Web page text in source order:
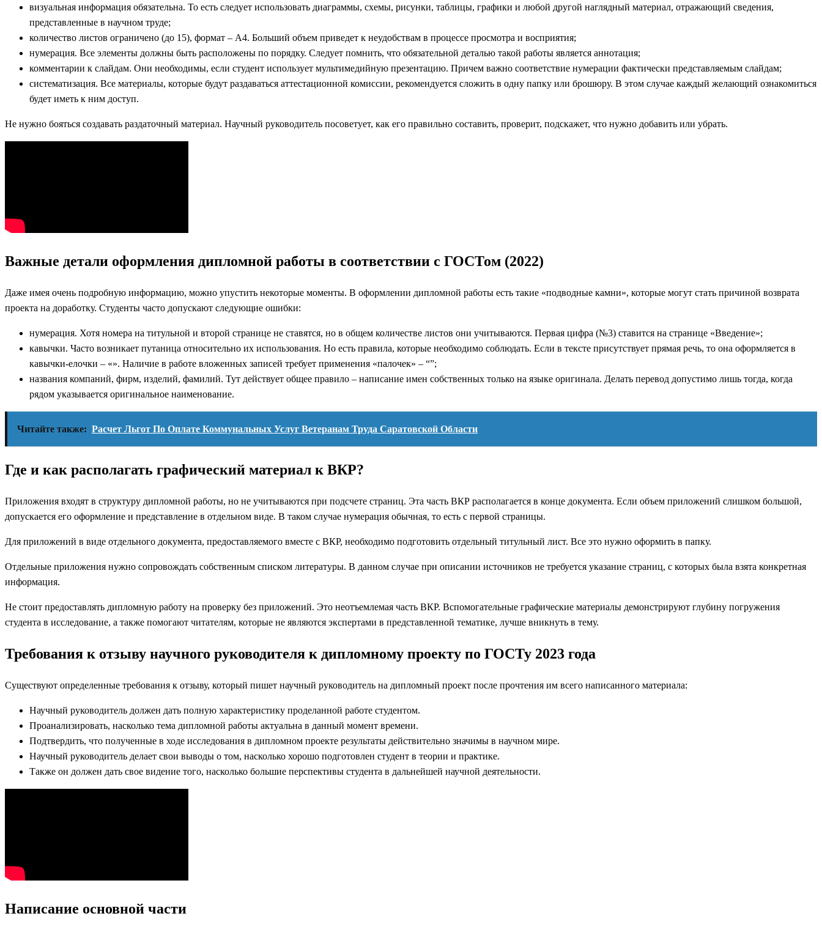
визуальная информация обязательна. То есть следует использовать диаграммы, схемы, рисунки, таблицы, графики и любой другой наглядный материал, отражающий сведения,
представленные в научном труде;
количество листов ограничено (до 15), формат – А4. Больший объем приведет к неудобствам в процессе просмотра и восприятия;
нумерация. Все элементы должны быть расположены по порядку. Следует помнить, что обязательной деталью такой работы является аннотация;
комментарии к слайдам. Они необходимы, если студент использует мультимедийную презентацию. Причем важно соответствие нумерации фактически представляемым слайдам;
систематизация. Все материалы, которые будут раздаваться аттестационной комиссии, рекомендуется сложить в одну папку или брошюру. В этом случае каждый желающий ознакомиться
будет иметь к ним доступ.
Не нужно бояться создавать раздаточный материал. Научный руководитель посоветует, как его правильно составить, проверит, подскажет, что нужно добавить или убрать.
Важные детали оформления дипломной работы в соответствии с ГОСТом (2022)
Даже имея очень подробную информацию, можно упустить некоторые моменты. В оформлении дипломной работы есть такие «подводные камни», которые могут стать причиной возврата
проекта на доработку. Студенты часто допускают следующие ошибки:
нумерация. Хотя номера на титульной и второй странице не ставятся, но в общем количестве листов они учитываются. Первая цифра (№3) ставится на странице «Введение»;
кавычки. Часто возникает путаница относительно их использования. Но есть правила, которые необходимо соблюдать. Если в тексте присутствует прямая речь, то она оформляется в
кавычки-елочки – «». Наличие в работе вложенных записей требует применения «палочек» – “”;
названия компаний, фирм, изделий, фамилий. Тут действует общее правило – написание имен собственных только на языке оригинала. Делать перевод допустимо лишь тогда, когда
рядом указывается оригинальное наименование.
Читайте также: Расчет Льгот По Оплате Коммунальных Услуг Ветеранам Труда Саратовской Области
Где и как располагать графический материал к ВКР?
Приложения входят в структуру дипломной работы, но не учитываются при подсчете страниц. Эта часть ВКР располагается в конце документа. Если объем приложений слишком большой,
допускается его оформление и представление в отдельном виде. В таком случае нумерация обычная, то есть с первой страницы.
Для приложений в виде отдельного документа, предоставляемого вместе с ВКР, необходимо подготовить отдельный титульный лист. Все это нужно оформить в папку.
Отдельные приложения нужно сопровождать собственным списком литературы. В данном случае при описании источников не требуется указание страниц, с которых была взята конкретная
информация.
Не стоит предоставлять дипломную работу на проверку без приложений. Это неотъемлемая часть ВКР. Вспомогательные графические материалы демонстрируют глубину погружения
студента в исследование, а также помогают читателям, которые не являются экспертами в представленной тематике, лучше вникнуть в тему.
Требования к отзыву научного руководителя к дипломному проекту по ГОСТу 2023 года
Существуют определенные требования к отзыву, который пишет научный руководитель на дипломный проект после прочтения им всего написанного материала:
Научный руководитель должен дать полную характеристику проделанной работе студентом.
Проанализировать, насколько тема дипломной работы актуальна в данный момент времени.
Подтвердить, что полученные в ходе исследования в дипломном проекте результаты действительно значимы в научном мире.
Научный руководитель делает свои выводы о том, насколько хорошо подготовлен студент в теории и практике.
Также он должен дать свое видение того, насколько большие перспективы студента в дальнейшей научной деятельности.
Написание основной части